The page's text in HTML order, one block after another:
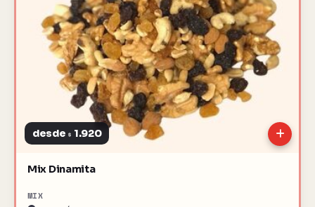
desde $ 1.920
Mix Dinamita
MIX